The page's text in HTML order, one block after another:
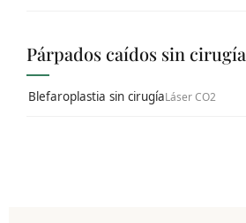
Párpados caídos sin cirugía
Blefaroplastia sin cirugíaLáser CO2